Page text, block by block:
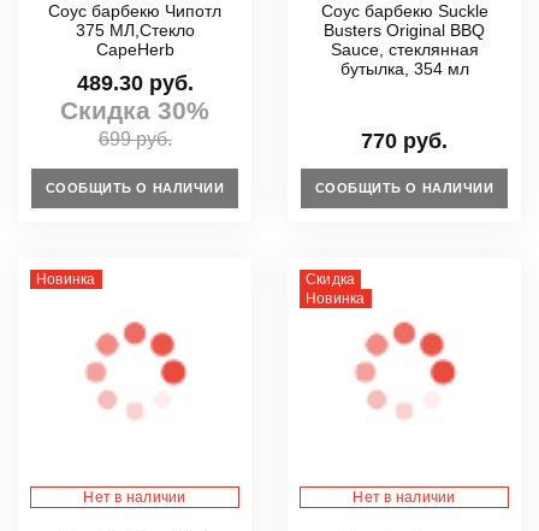
Соус барбекю Чипотл
375 МЛ,Стекло
CapeHerb
489.30 руб.
Скидка 30%
699 руб.
СООБЩИТЬ О НАЛИЧИИ
Соус барбекю Suckle
Busters Original BBQ
Sauce, стеклянная
бутылка, 354 мл
770 руб.
СООБЩИТЬ О НАЛИЧИИ
Новинка
Нет в наличии
Скидка
Новинка
Нет в наличии